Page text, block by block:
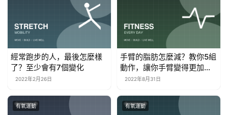
經常跑步的人，最後怎麼樣
了？至少會有7個變化
2022年2月26日
手臂的脂肪怎麼減？教你5組
動作，讓你手臂變得更加緊
致2022年8月31日
有氧運動 有氧運動